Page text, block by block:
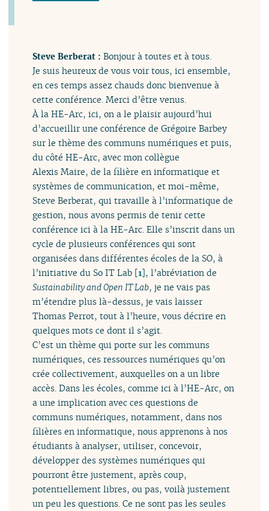
Steve Berberat :Bonjour à toutes et à tous.
Je suis heureux de vous voir tous, ici ensemble,
en ces temps assez chauds donc bienvenue à
cette conférence. Merci d’être venus.
À la HE-Arc, ici, on a le plaisir aujourd’hui
d’accueillir une conférence de Grégoire Barbey
sur le thème des communs numériques et puis,
du côté HE-Arc, avec mon collègue
Alexis Maire, de la filière en informatique et
systèmes de communication, et moi-même,
Steve Berberat, qui travaille à l’informatique de
gestion, nous avons permis de tenir cette
conférence ici à la HE-Arc. Elle s’inscrit dans un
cycle de plusieurs conférences qui sont
organisées dans différentes écoles de la SO, à
l’initiative du So IT Lab [1], l’abréviation de
Sustainability and Open IT Lab, je ne vais pas
m’étendre plus là-dessus, je vais laisser
Thomas Perrot, tout à l’heure, vous décrire en
quelques mots ce dont il s’agit.
C’est un thème qui porte sur les communs
numériques, ces ressources numériques qu’on
crée collectivement, auxquelles on a un libre
accès. Dans les écoles, comme ici à l’HE-Arc, on
a une implication avec ces questions de
communs numériques, notamment, dans nos
filières en informatique, nous apprenons à nos
étudiants à analyser, utiliser, concevoir,
développer des systèmes numériques qui
pourront être justement, après coup,
potentiellement libres, ou pas, voilà justement
un peu les questions. Ce ne sont pas les seules